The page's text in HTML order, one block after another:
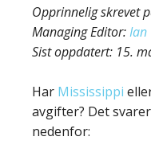
Opprinnelig skrevet
Managing Editor:Ian
Sist oppdatert: 15.
Har Mississippi
avgifter? Det
nedenfor: